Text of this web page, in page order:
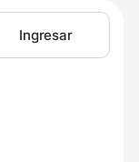
Ingresar